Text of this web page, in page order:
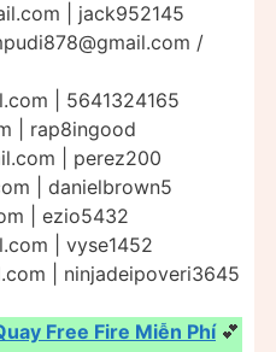
| jack952145
/
| 5641324165
| rap8ingood
| perez200
| danielbrown5
| ezio5432
| vyse1452
| ninjadeipoveri3645
Free Fire Miễn Phí 💕